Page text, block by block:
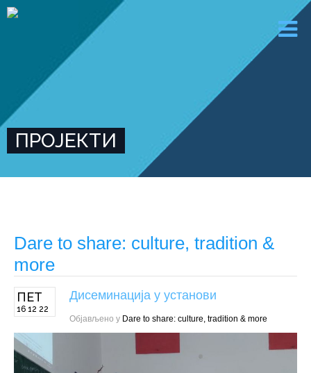
ПРОЈЕКТИ
Dare to share: culture, tradition &
more
ПЕТ
16 12 22
Дисеминација у установи
Објављено у Dare to share: culture, tradition & more